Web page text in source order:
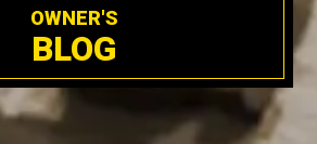
OWNER'S
BLOG